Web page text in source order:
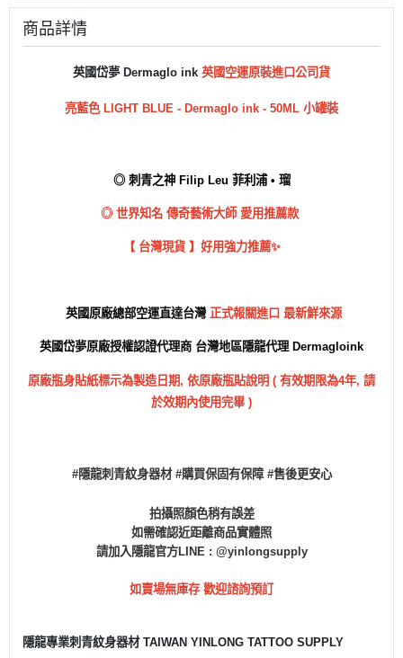
商品詳情
英國岱夢 Dermaglo ink 英國空運原裝進口公司貨
亮藍色 LIGHT BLUE - Dermaglo ink - 50ML 小罐裝
◎ 刺青之神 Filip Leu 菲利浦 • 瑠
◎ 世界知名 傳奇藝術大師 愛用推薦款
【 台灣現貨 】好用強力推薦✨
英國原廠總部空運直達台灣 正式報關進口 最新鮮來源
英國岱夢原廠授權認證代理商 台灣地區隱龍代理 Dermagloink
原廠瓶身貼紙標示為製造日期, 依原廠瓶貼說明 ( 有效期限為4年, 請
於效期內使用完畢 )
#隱龍刺青紋身器材 #購買保固有保障 #售後更安心
拍攝照顏色稍有誤差
如需確認近距離商品實體照
請加入隱龍官方LINE : @yinlongsupply
如賣場無庫存 歡迎諮詢預訂
隱龍專業刺青紋身器材 TAIWAN YINLONG TATTOO SUPPLY